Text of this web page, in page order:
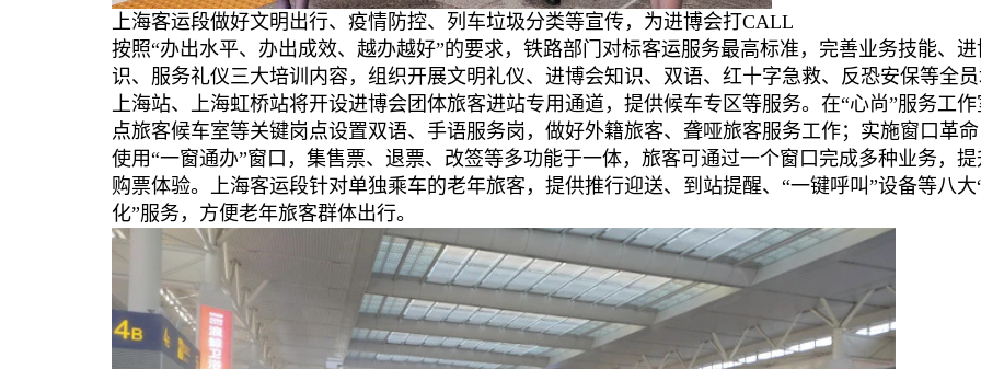
上海客运段做好文明出行、疫情防控、列车垃圾分类等宣传，为进博会打CALL
按照“办出水平、办出成效、越办越好”的要求，铁路部门对标客运服务最高标准，完善业务技能、
识、服务礼仪三大培训内容，组织开展文明礼仪、进博会知识、双语、红十字急救、反恐安保等全
上海站、上海虹桥站将开设进博会团体旅客进站专用通道，提供候车专区等服务。在“心尚”服务工
点旅客候车室等关键岗点设置双语、手语服务岗，做好外籍旅客、聋哑旅客服务工作；实施窗口革
使用“一窗通办”窗口，集售票、退票、改签等多功能于一体，旅客可通过一个窗口完成多种业务，
购票体验。上海客运段针对单独乘车的老年旅客，提供推行迎送、到站提醒、“一键呼叫”设备等八大
化”服务，方便老年旅客群体出行。